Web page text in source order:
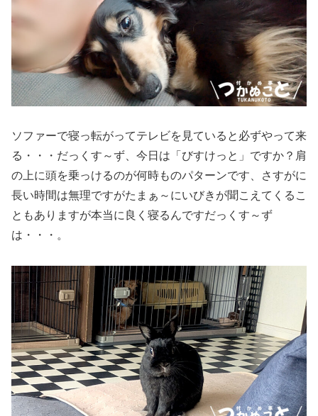
ソファーで寝っ転がってテレビを見ていると必ずやって来
る・・・だっくす～ず、今日は「びすけっと」ですか？肩
の上に頭を乗っけるのが何時ものパターンです、さすがに
長い時間は無理ですがたまぁ～にいびきが聞こえてくるこ
ともありますが本当に良く寝るんですだっくす～ず
は・・・。